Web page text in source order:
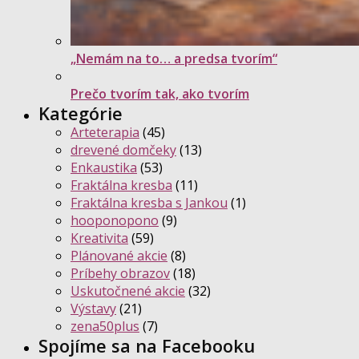
„Nemám na to… a predsa tvorím“
Prečo tvorím tak, ako tvorím
Kategórie
Arteterapia (45)
drevené domčeky(13)
Enkaustika (53)
Fraktálna kresba (11)
Fraktálna kresba s Jankou (1)
hooponopono (9)
Kreativita (59)
Plánované akcie (8)
Príbehy obrazov(18)
Uskutočnené akcie (32)
Výstavy(21)
zena50plus (7)
Spojíme sa na Facebooku